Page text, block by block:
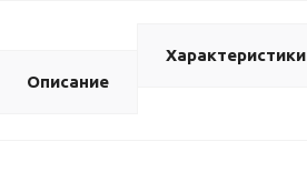
Описание
Характеристики